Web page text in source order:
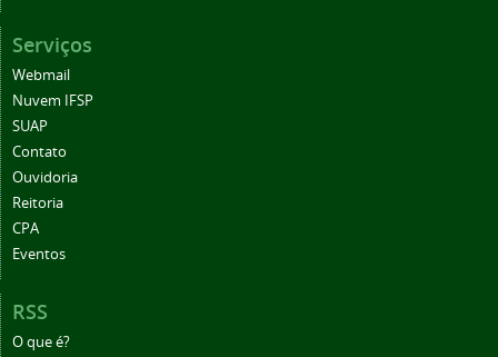
Serviços
Webmail
Nuvem IFSP
SUAP
Contato
Ouvidoria
Reitoria
CPA
Eventos
RSS
O que é?